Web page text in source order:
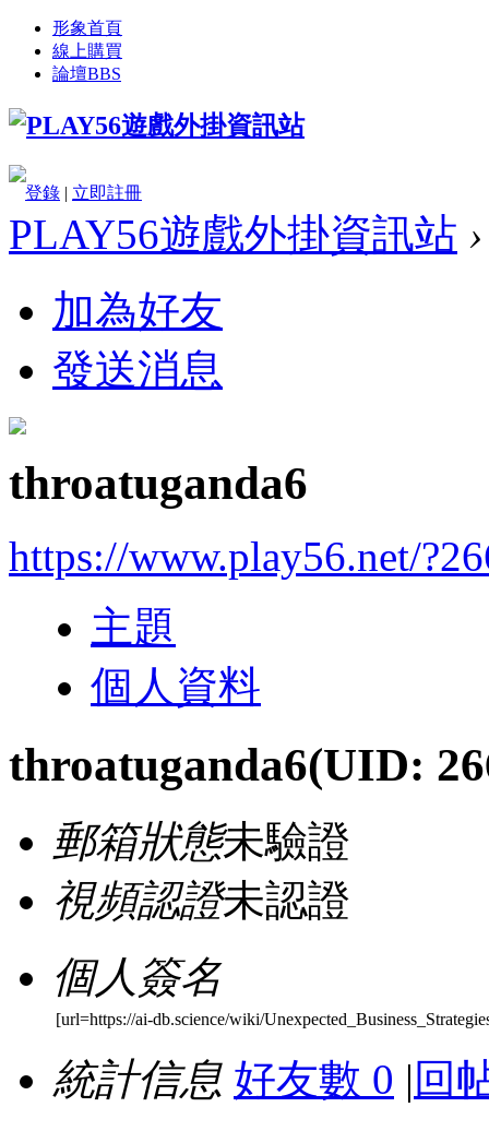
形象首頁
線上購買
論壇BBS
登錄 | 立即註冊
PLAY56遊戲外掛資訊站 ›
加為好友
發送消息
throatuganda6
https://www.play56.net/
主題
個人資料
throatuganda6(UID:
郵箱狀態未驗證
視頻認證未認證
個人簽名
[url=https://ai-db.science/wiki/
統計信息 好友數 0 | 回